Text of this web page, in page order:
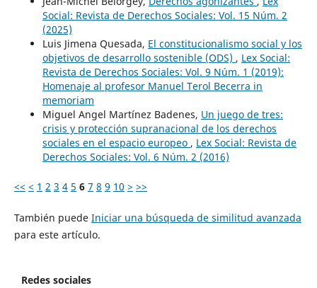
Social: Revista de Derechos Sociales: Vol. 15 Núm. 2
(2025)
Luis Jimena Quesada, El constitucionalismo social y los
objetivos de desarrollo sostenible (ODS) , Lex Social:
Revista de Derechos Sociales: Vol. 9 Núm. 1 (2019):
Homenaje al profesor Manuel Terol Becerra in
memoriam
Miguel Angel Martínez Badenes, Un juego de tres:
crisis y protección supranacional de los derechos
sociales en el espacio europeo , Lex Social: Revista de
Derechos Sociales: Vol. 6 Núm. 2 (2016)
<< < 1 2 3 4 5 6 7 8 9 10 > >>
También puede Iniciar una búsqueda de similitud avanzada
para este artículo.
Redes sociales